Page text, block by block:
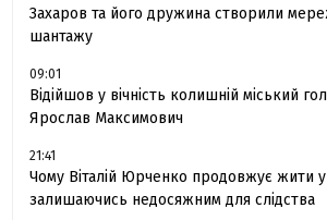
Захаров та його дружина створили
шантажу
09:01
Відійшов у вічність колишній міський
Ярослав Максимович
21:41
Чому Віталій Юрченко продовжує жити
залишаючись недосяжним для слідства